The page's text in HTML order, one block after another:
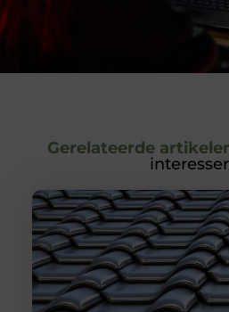
Gerelateerde